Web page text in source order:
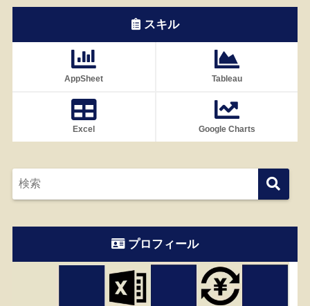
スキル
AppSheet Tableau
Excel Google Charts
プロフィール